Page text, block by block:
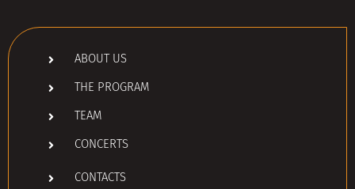
ABOUT US
THE PROGRAM
TEAM
CONCERTS
CONTACTS